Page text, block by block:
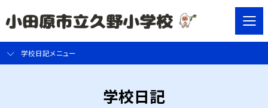
学校日記メニュー
学校日記